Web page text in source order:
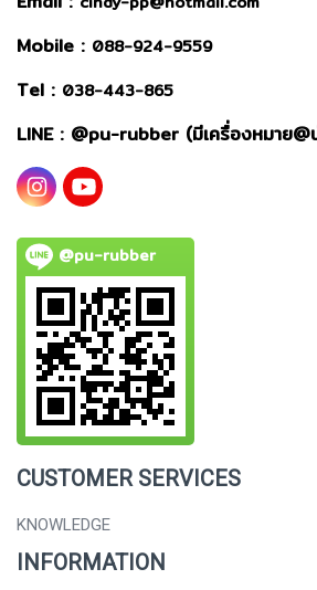
Mobile : 088-924-9559
Tel : 038-443-865
LINE : @pu-rubber (มีเครื่องหมาย@
@pu-rubber
CUSTOMER SERVICES
KNOWLEDGE
INFORMATION